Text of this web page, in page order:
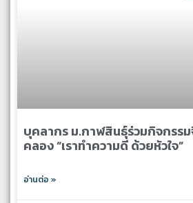
บุคลากร ม.กาฬสินธุ์ร่วมกิจกรร
คลอง “เราทำความดี ด้วยหัวใจ”
อ่านต่อ »